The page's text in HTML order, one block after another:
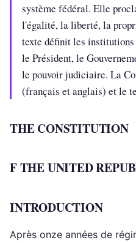
système fédéral. Elle
l'égalité, la liberté, la
texte définit les
le Président, le
le pouvoir judiciaire. La
(français et anglais) et le
THE CONSTITUTION
F THE UNITED
INTRODUCTION
Après onze années de